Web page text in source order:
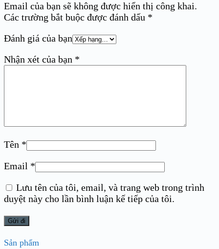
Email của bạn sẽ không được hiển thị công khai.
Các trường bắt buộc được đánh dấu *
Đánh giá của bạn
Nhận xét của bạn *
Tên *
Email *
Lưu tên của tôi, email, và trang web trong trình
duyệt này cho lần bình luận kế tiếp của tôi.
Sản phẩm